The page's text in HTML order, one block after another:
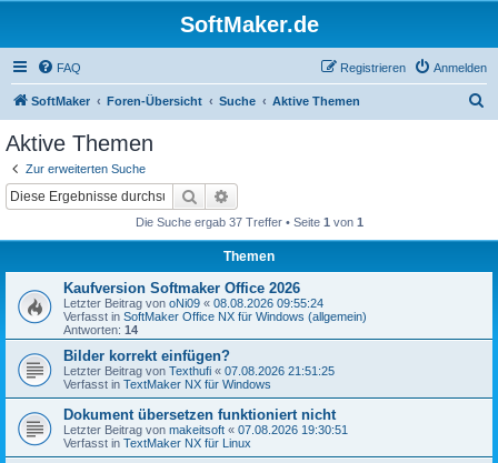
SoftMaker.de
FAQ Anmelden
Registrieren
SoftMaker Foren-Übersicht Suche Aktive Themen
Aktive Themen
Zur erweiterten Suche
Suche
Die Suche ergab 37 Treffer • Seite 1 von 1
Themen
Kaufversion Softmaker Office 2026
Letzter Beitrag von oNi09 « 08.08.2026 09:55:24
Verfasst in SoftMaker Office NX für Windows (allgemein)
Antworten: 14
Bilder korrekt einfügen?
Letzter Beitrag von Texthufi « 07.08.2026 21:51:25
Verfasst in TextMaker NX für Windows
Dokument übersetzen funktioniert nicht
Letzter Beitrag von makeitsoft « 07.08.2026 19:30:51
Verfasst in TextMaker NX für Linux